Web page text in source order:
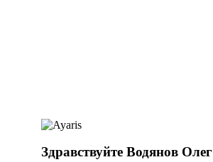
Здравствуйте Водянов Олег